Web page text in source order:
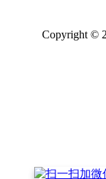
Copyright ©